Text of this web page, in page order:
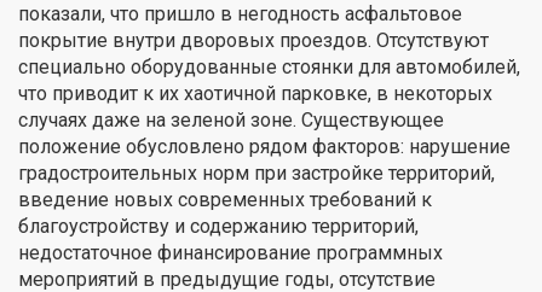
показали, что пришло в негодность асфальтовое
покрытие внутри дворовых проездов. Отсутствуют
специально оборудованные стоянки для автомобилей,
что приводит к их хаотичной парковке, в некоторых
случаях даже на зеленой зоне. Существующее
положение обусловлено рядом факторов: нарушение
градостроительных норм при застройке территорий,
введение новых современных требований к
благоустройству и содержанию территорий,
недостаточное финансирование программных
мероприятий в предыдущие годы, отсутствие